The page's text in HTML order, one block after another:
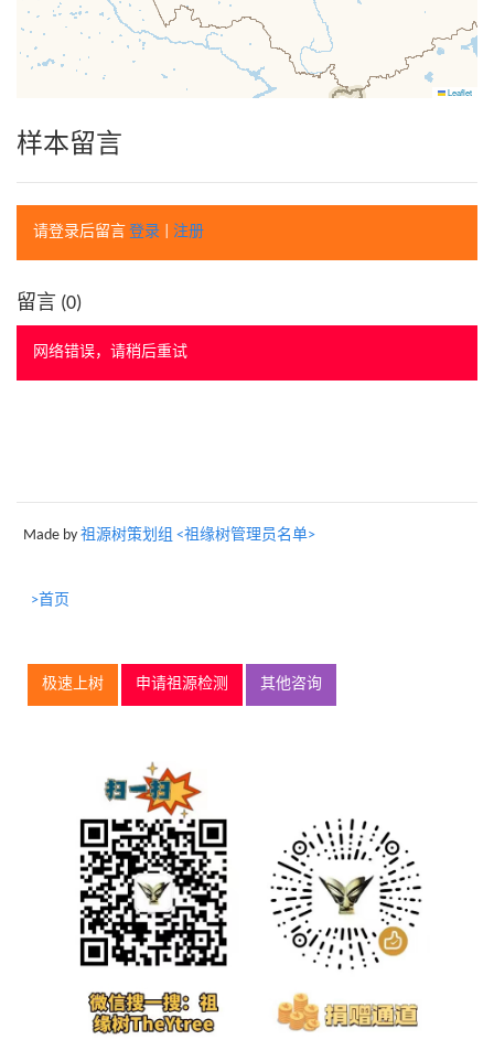
Leaflet
样本留言
请登录后留言 登录 注册
留言 (0)
网络错误，请稍后重试
Made by 祖源树策划组 <祖缘树管理员名单>
>首页
极速上树 申请祖源检测 其他咨询